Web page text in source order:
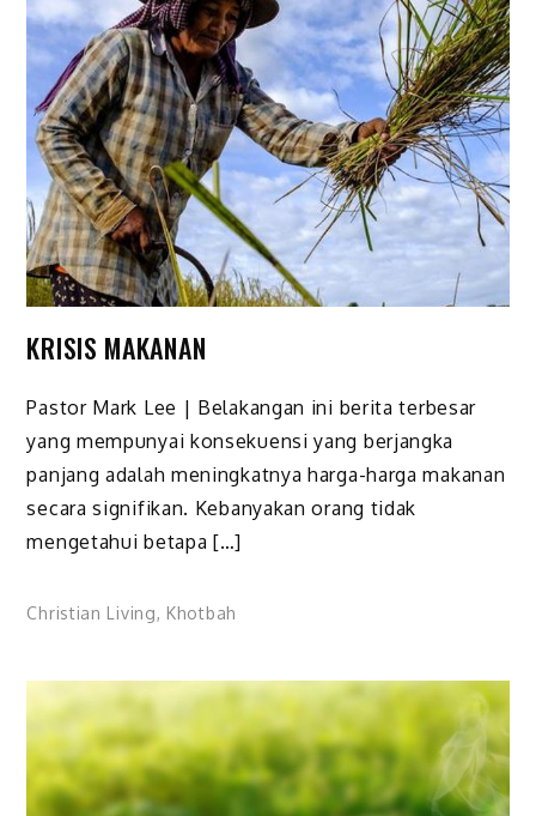
KRISIS MAKANAN
Pastor Mark Lee | Belakangan ini berita terbesar
yang mempunyai konsekuensi yang berjangka
panjang adalah meningkatnya harga-harga makanan
secara signifikan. Kebanyakan orang tidak
mengetahui betapa […]
Christian Living, Khotbah